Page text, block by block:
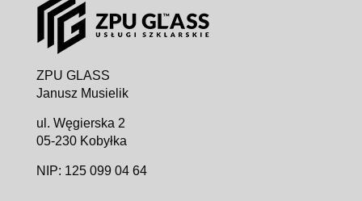
ZPU GLASS
Janusz Musielik
ul. Węgierska 2
05-230 Kobyłka
NIP: 125 099 04 64